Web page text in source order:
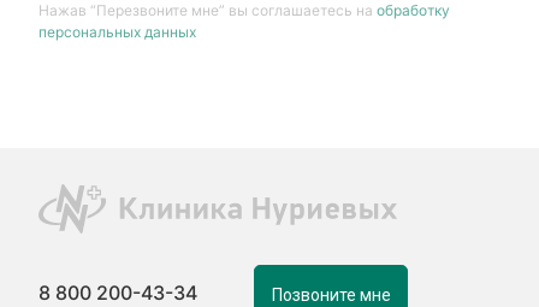
Нажав “Перезвоните мне” вы соглашаетесь наобработку
персональных данных
8 800 200-43-34 Позвоните мне